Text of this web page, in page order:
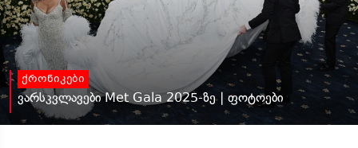
ქრონიკები
ვარსკვლავები Met Gala 2025-ზე | ფოტოები